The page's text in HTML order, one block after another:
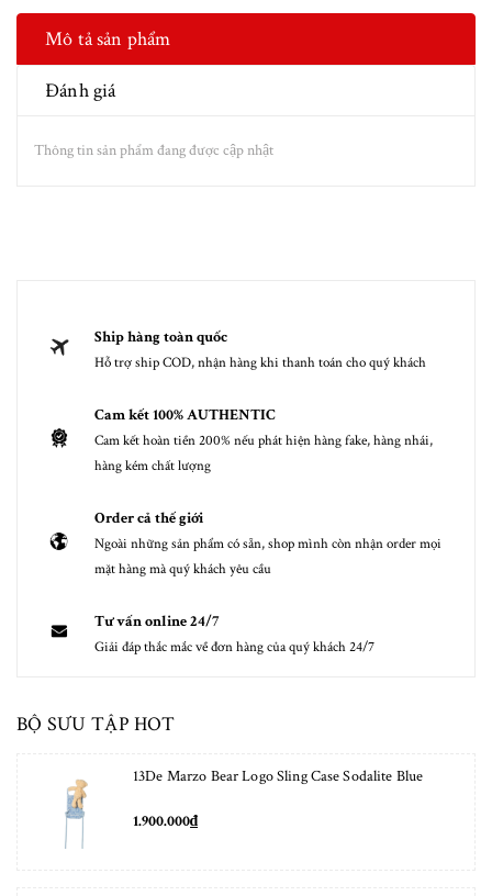
Mô tả sản phẩm
Đánh giá
Thông tin sản phẩm đang được cập nhật
Ship hàng toàn quốc
Hỗ trợ ship COD, nhận hàng khi thanh toán cho quý khách
Cam kết 100% AUTHENTIC
Cam kết hoàn tiền 200% nếu phát hiện hàng fake, hàng nhái,
hàng kém chất lượng
Order cả thế giới
Ngoài những sản phẩm có sẵn, shop mình còn nhận order mọi
mặt hàng mà quý khách yêu cầu
Tư vấn online 24/7
Giải đáp thắc mắc về đơn hàng của quý khách 24/7
BỘ SƯU TẬP HOT
13De Marzo Bear Logo Sling Case Sodalite Blue
1.900.000₫